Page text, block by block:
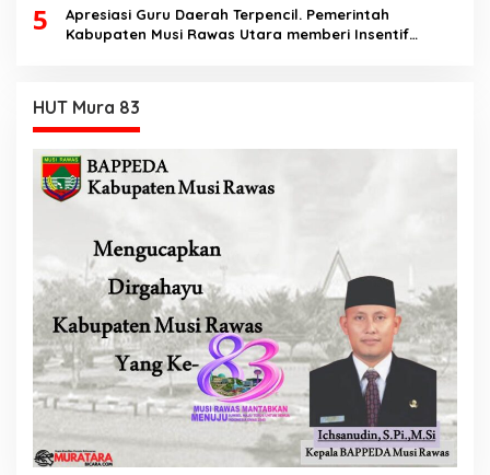
5
Apresiasi Guru Daerah Terpencil. Pemerintah
Kabupaten Musi Rawas Utara memberi Insentif
HUT Mura 83